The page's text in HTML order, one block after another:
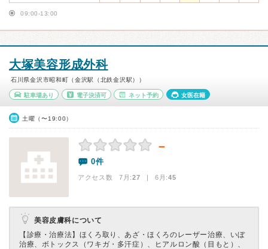
09:00-13:00
大塚美容形成外科
石川県金沢市昭和町（金沢駅（北鉄金沢駅））
駐車場あり 電子決済可 ネット予約 女医在籍
土曜（〜19:00）
－
0件
アクセス数 7月:27 | 6月:45
美容皮膚科について
【診療・治療法】 ほくろ取り、あざ・ほくろのレーザー治療、いぼ
治療、ボトックス（ワキガ・多汗症）、ヒアルロン酸（目もと）、